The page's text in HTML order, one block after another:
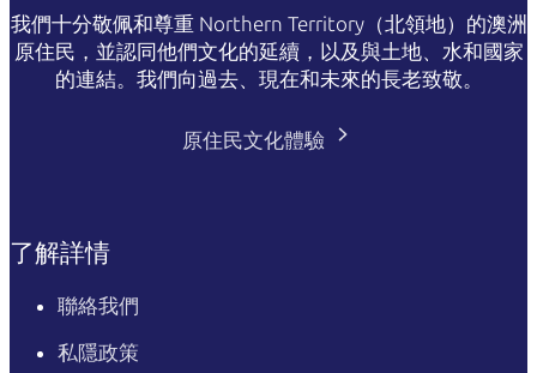
我們十分敬佩和尊重 Northern Territory（北領地）的澳洲
原住民，並認同他們文化的延續，以及與土地、水和國家
的連結。我們向過去、現在和未來的長老致敬。
原住民文化體驗
了解詳情
聯絡我們
私隱政策